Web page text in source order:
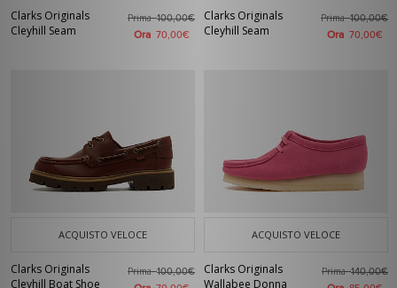
Clarks Originals
Cleyhill Seam
Prima100,00€
Ora 70,00€
Clarks Originals
Cleyhill Seam
Prima100,00€
Ora 70,00€
ACQUISTO VELOCE
Clarks Originals
Cleyhill Boat Shoe
Prima100,00€
ACQUISTO VELOCE
Clarks Originals
Wallabee Donna
Prima140,00€